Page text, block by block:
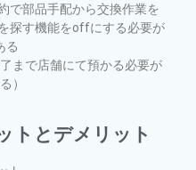
で部品手配から交換作業を
探す機能をoffにする必要が
る
まで店舗にて預かる必要が
）
トとデメリット